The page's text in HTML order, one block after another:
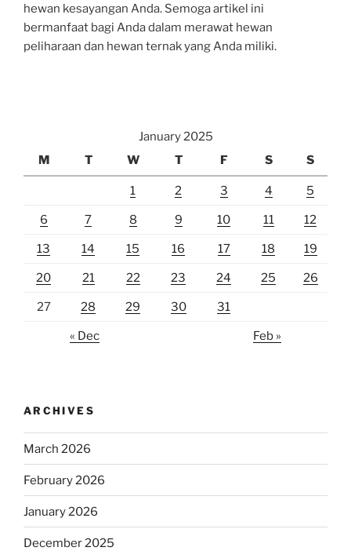
hewan kesayangan Anda. Semoga artikel ini
bermanfaat bagi Anda dalam merawat hewan
peliharaan dan hewan ternak yang Anda miliki.
January 2025
M
T W T F S S
1 2 3 4 5
6 7 8 9 10 11 12
13 14 15 16 17 18 19
20 21 22 23 24 25 26
27 28 29 30 31
« Dec Feb »
ARCHIVES
March 2026
February 2026
January 2026
December 2025